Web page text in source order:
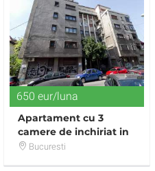
650 eur/luna
Apartament cu 3
camere de inchiriat in
zona Gradina Icoanei
Bucuresti